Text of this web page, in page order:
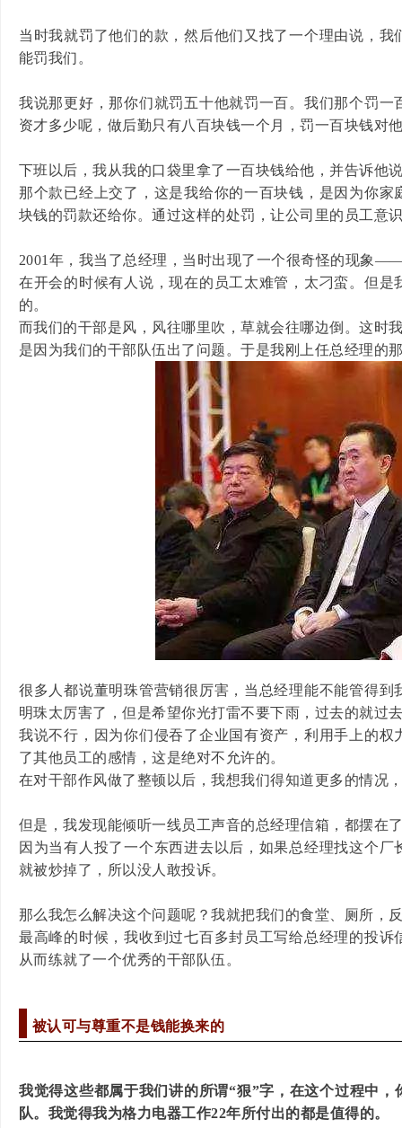
当时我就罚了他们的款，然后他们又找了一个理由说，
能罚我们。
我说那更好，那你们就罚五十他就罚一百。我们那个罚
资才多少呢，做后勤只有八百块钱一个月，罚一百块钱对
下班以后，我从我的口袋里拿了一百块钱给他，并告诉他
那个款已经上交了，这是我给你的一百块钱，是因为你
块钱的罚款还给你。通过这样的处罚，让公司里的员工意
2001年，我当了总经理，当时出现了一个很奇怪的现象
在开会的时候有人说，现在的员工太难管，太刁蛮。但
的。
而我们的干部是风，风往哪里吹，草就会往哪边倒。这时
是因为我们的干部队伍出了问题。于是我刚上任总经理的
很多人都说董明珠管营销很厉害，当总经理能不能管得
明珠太厉害了，但是希望你光打雷不要下雨，过去的就过
我说不行，因为你们侵吞了企业国有资产，利用手上的
了其他员工的感情，这是绝对不允许的。
在对干部作风做了整顿以后，我想我们得知道更多的情况
但是，我发现能倾听一线员工声音的总经理信箱，都摆在
因为当有人投了一个东西进去以后，如果总经理找这个
就被炒掉了，所以没人敢投诉。
那么我怎么解决这个问题呢？我就把我们的食堂、厕所，
最高峰的时候，我收到过七百多封员工写给总经理的投
从而练就了一个优秀的干部队伍。
被认可与尊重不是钱能换来的
我觉得这些都属于我们讲的所谓“狠”字，在这个过程中
队。我觉得我为格力电器工作22年所付出的都是值得的。